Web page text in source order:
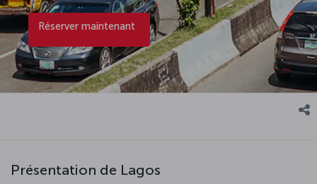
Réserver maintenant
Présentation de Lagos